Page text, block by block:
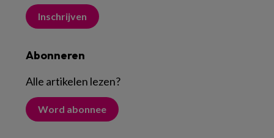
Inschrijven
Abonneren
Alle artikelen lezen?
Word abonnee